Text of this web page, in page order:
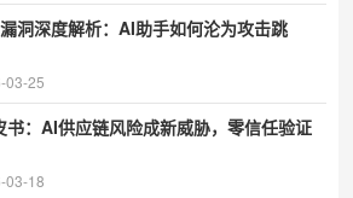
洞深度解析：AI助手如何沦为攻击跳
03-25
：AI供应链风险成新威胁，零信任验证
03-18